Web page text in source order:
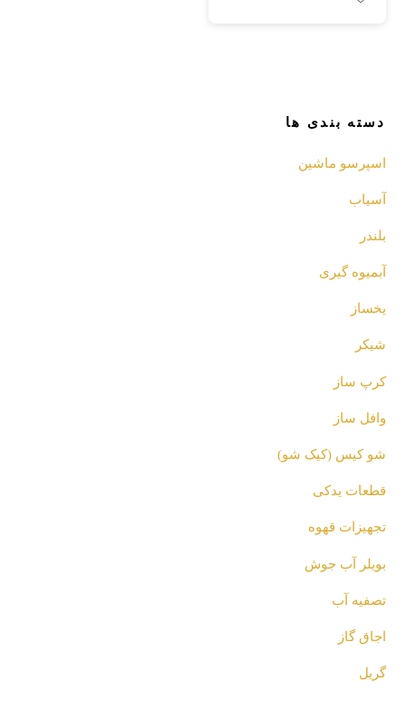
دسته بندی ها
اسپرسو‌ ماشین
آسیاب
بلندر
آبمیوه گیری
یخساز
شیکر
کرپ ساز
وافل ساز
شو کیس (کیک شو)
قطعات یدکی
تجهیزات قهوه
بویلر آب جوش
تصفیه آب
اجاق گاز
گریل